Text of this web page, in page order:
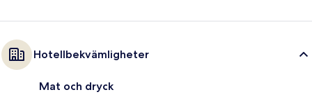
Hotellbekvämligheter
Mat och dryck